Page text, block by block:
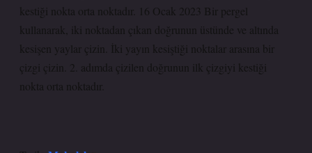
kestiği nokta orta noktadır. 16 Ocak 2023 Bir pergel
kullanarak, iki noktadan çıkan doğrunun üstünde ve altında
kesişen yaylar çizin. İki yayın kesiştiği noktalar arasına bir
çizgi çizin. 2. adımda çizilen doğrunun ilk çizgiyi kestiği
nokta orta noktadır.